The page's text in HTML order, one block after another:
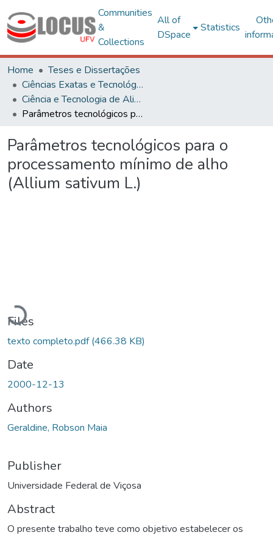
Communities
&
Collections
All of
DSpace
Statistics
Home
Teses e Dissertações
Ciências Exatas e Tecnológicas
Ciência e Tecnologia de Alimentos
Parâmetros tecnológicos para o processamento mínimo de alho (Allium sativum L.)
Parâmetros tecnológicos para o
processamento mínimo de alho
(Allium sativum L.)
Loading...
Files
texto completo.pdf(466.38 KB)
Date
2000-12-13
Authors
Geraldine, Robson Maia
Publisher
Universidade Federal de Viçosa
Abstract
O presente trabalho teve como objetivo estabelecer os